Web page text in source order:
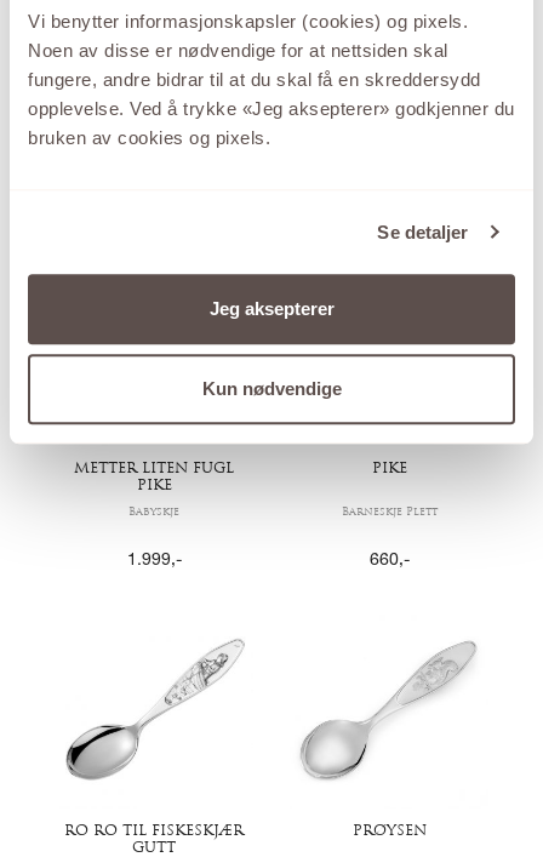
Vi benytter informasjonskapsler (cookies) og pixels.
Noen av disse er nødvendige for at nettsiden skal
fungere, andre bidrar til at du skal få en skreddersydd
opplevelse. Ved å trykke «Jeg aksepterer» godkjenner du
bruken av cookies og pixels.
Se detaljer
Jeg aksepterer
Kun nødvendige
NILS & BLÅMANN EIK Barn
METTER LITEN FUGL
PIKE
Babyskje
1.999,-
PIKE
Barneskje Plett
660,-
RO RO TIL FISKESKJÆR
GUTT
PRØYSEN